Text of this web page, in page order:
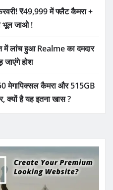
₹49,999 में फ्लैट कैमरा +
भूल जाओ !
लांच हुआ Realme का दमदार
होश
मेगापिक्सल कैमरा और 515GB
क्यों है यह इतना खास ?